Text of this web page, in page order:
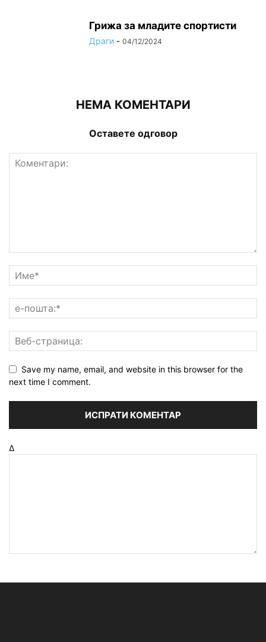
Грижа за младите спортисти
Драги - 04/12/2024
НЕМА КОМЕНТАРИ
Оставете одговор
Save my name, email, and website in this browser for the
next time I comment.
Δ